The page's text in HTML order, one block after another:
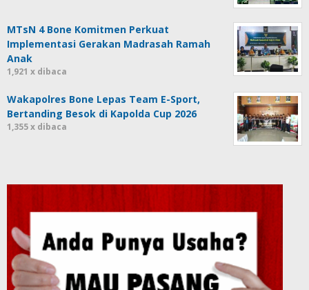
MTsN 4 Bone Komitmen Perkuat
Implementasi Gerakan Madrasah Ramah
Anak
1,921 x dibaca
Wakapolres Bone Lepas Team E-Sport,
Bertanding Besok di Kapolda Cup 2026
1,355 x dibaca